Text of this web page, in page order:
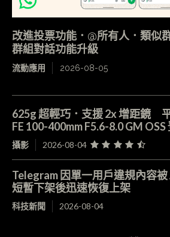
改進投票功能．@所有人．類
群組對話功能升級
流動應用 2026-08-05
625g 超輕巧．支援 2x 增距鏡
FE 100-400mm F5.6-8.0 GM OSS
攝影 2026-08-04
Telegram 因單一用戶違規內容
短暫下架後迅速恢復上架
科技新聞 2026-08-04